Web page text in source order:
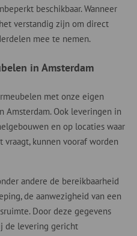
beschikbaar. Wanneer
verstandig zijn om direct
mee te nemen.
in Amsterdam
met onze eigen
Amsterdam. Ook leveringen in
en op locaties waar
vraagt, kunnen vooraf worden
andere de bereikbaarheid
de aanwezigheid van een
Door deze gegevens
de levering gericht